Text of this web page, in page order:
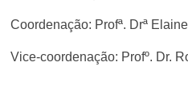
Coordenação: Profª. Drª
Vice-coordenação: Profº. Dr.